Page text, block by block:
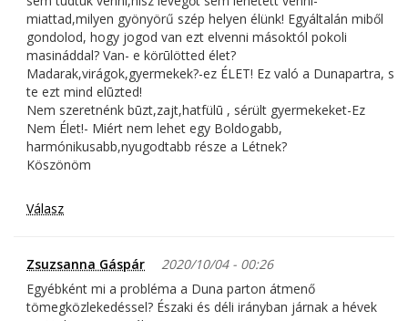
miattad,milyen gyönyörű szép helyen élünk! Egyáltalán miből
gondolod, hogy jogod van ezt elvenni másoktól pokoli
masináddal? Van- e körūlötted élet?
Madarak,virágok,gyermekek?-ez ÉLET! Ez való a Dunapartra, s
te ezt mind elūzted!
Nem szeretnénk būzt,zajt,hatfülū , sérült gyermekeket-Ez
Nem Élet!- Miért nem lehet egy Boldogabb,
harmónikusabb,nyugodtabb része a Létnek?
Köszönöm
Válasz
Zsuzsanna Gáspár
2020/10/04 - 00:26
Egyébként mi a probléma a Duna parton átmenő
tömegközlekedéssel? Északi és déli irányban járnak a hévek